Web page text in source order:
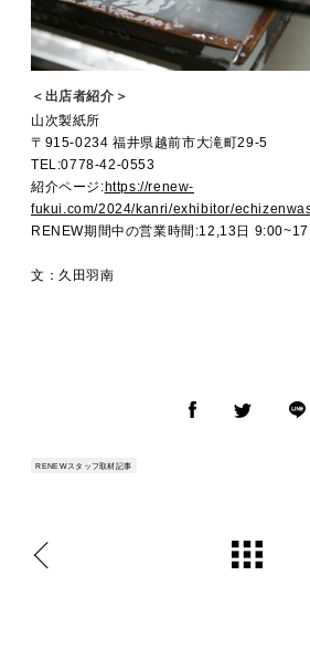
＜出店者紹介＞
山次製紙所
〒915-0234 福井県越前市大滝町29-5
TEL:0778-42-0553
紹介ページ:https://renew-
fukui.com/2024/kanri/exhibitor/
RENEW期間中の営業時間:12,13日
文：久田羽南
RENEWスタッフ取材記事